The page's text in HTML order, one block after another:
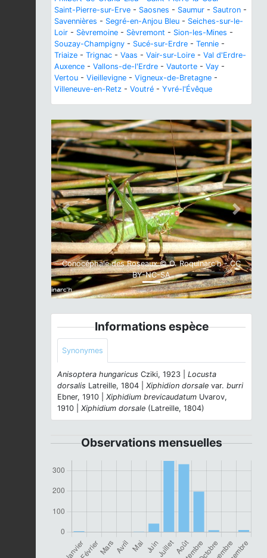
Saint-Pierre-sur-Erve - Saosnes - Saumur - Sautron -
Savennières - Segré-en-Anjou Bleu - Seiches-sur-le-
Loir - Sèvremoine - Sèvremont - Sion-les-Mines -
Souzay-Champigny - Sucé-sur-Erdre - Tennie -
Triaize - Trignac - Vaas - Vair-sur-Loire - Val d'Erdre-
Auxence - Vallons-de-l'Erdre - Vautorte - Vay -
Vertou - Vieillevigne - Vigneux-de-Bretagne -
Villeneuve-en-Retz - Voutré - Yvré-l'Évêque
Conocéphale des Roseaux © O. Roquinarc'h - CC
BY-NC-SA
Previous Next
Informations espèce
Synonymes
Anisoptera hungaricus Cziki, 1923 | Locusta
dorsalis Latreille, 1804 | Xiphidion dorsale var. burri
Ebner, 1910 | Xiphidium brevicaudatum Uvarov,
1910 | Xiphidium dorsale (Latreille, 1804)
Observations mensuelles